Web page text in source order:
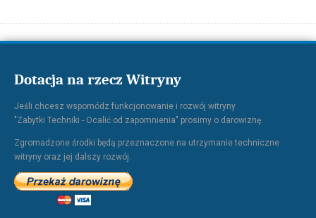
Dotacja na rzecz Witryny
Jeśli chcesz wspomódz funkcjonowanie i rozwój witryny
"Zabytki Techniki - Ocalić od zapomnienia" prosimy o darowiznę.
Zgromadzone środki będą przeznaczone na utrzymanie techniczne
witryny oraz jej dalszy rozwój.